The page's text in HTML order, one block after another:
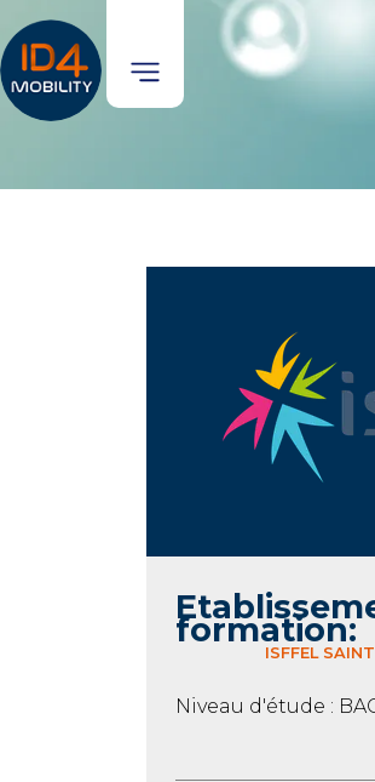
formation:
ISFFEL
Niveau d'étude :